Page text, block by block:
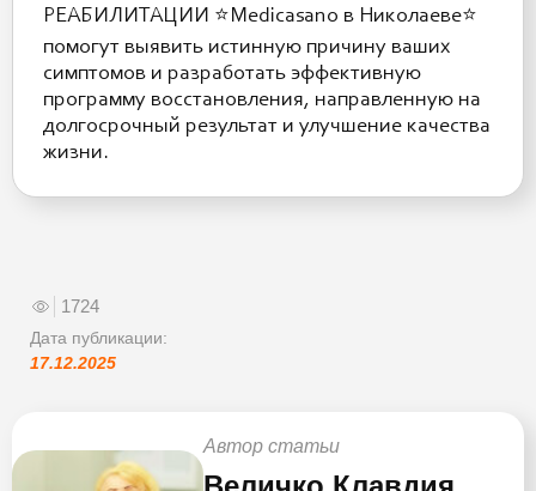
РЕАБИЛИТАЦИИ ⭐️Medicasano в Николаеве⭐️
помогут выявить истинную причину ваших
симптомов и разработать эффективную
программу восстановления, направленную на
долгосрочный результат и улучшение качества
жизни.
1724
Дата публикации:
17.12.2025
Автор статьи